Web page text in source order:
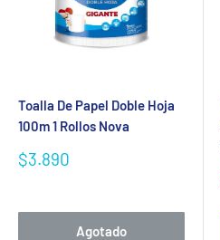
Toalla De Papel Doble Hoja
100m 1 Rollos Nova
Precio
$3.890
Agotado